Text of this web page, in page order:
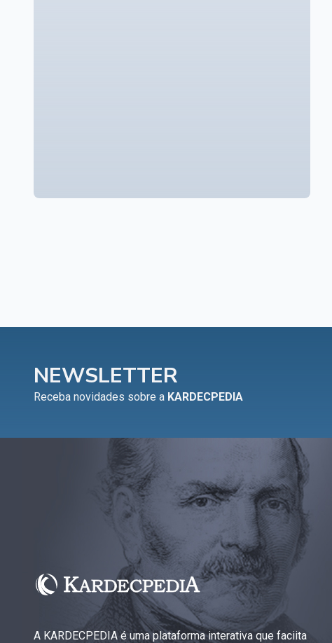
NEWSLETTER
Receba novidades sobre a KARDECPEDIA
A KARDECPEDIA é uma plataforma interativa que faciita